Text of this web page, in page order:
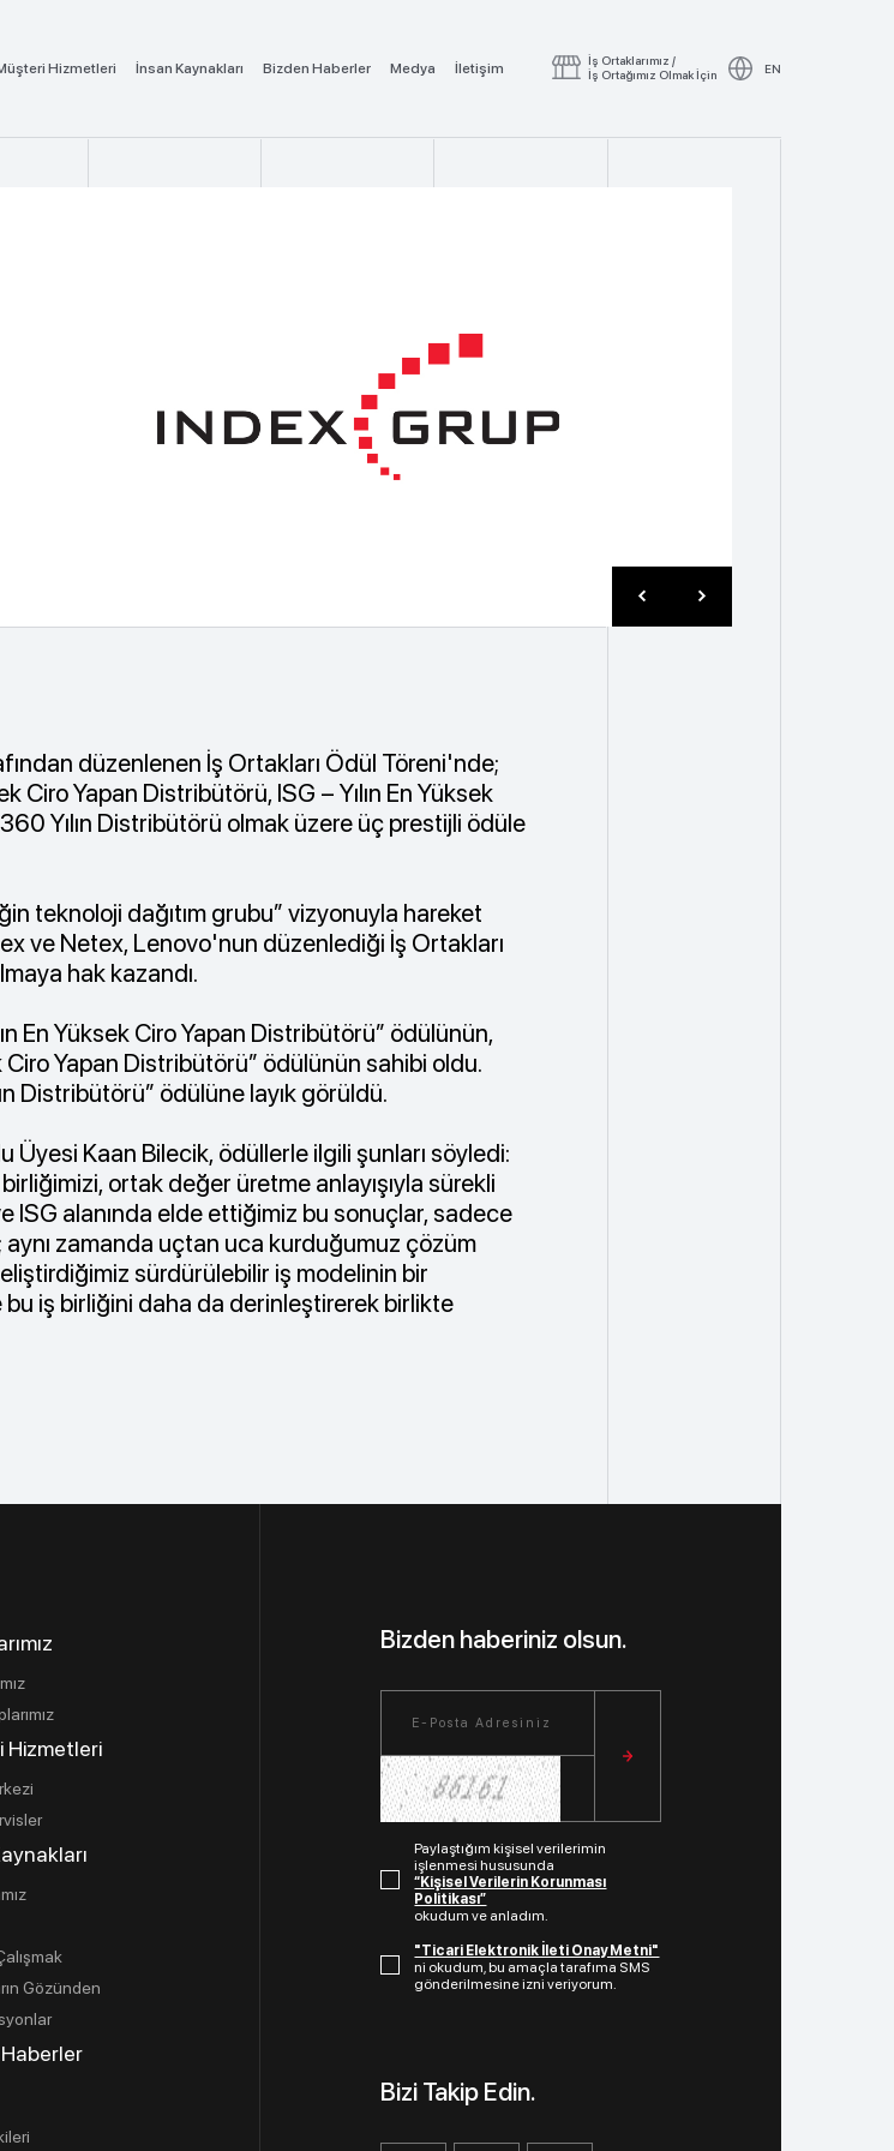
Hizmetleri İnsan Kaynakları Bizden Haberler Medya İletişim
İş Ortaklarımız /
İş Ortağımız Olmak İçin
EN
düzenlenen İş Ortakları Ödül Töreni'nde;
Ciro Yapan Distribütörü, ISG – Yılın En Yüksek
Yılın Distribütörü olmak üzere üç prestijli ödüle
teknoloji dağıtım grubu” vizyonuyla hareket
ve Netex, Lenovo'nun düzenlediği İş Ortakları
hak kazandı.
En Yüksek Ciro Yapan Distribütörü” ödülünün,
Ciro Yapan Distribütörü” ödülünün sahibi oldu.
Distribütörü” ödülüne layık görüldü.
Üyesi Kaan Bilecik, ödüllerle ilgili şunları söyledi:
ortak değer üretme anlayışıyla sürekli
ISG alanında elde ettiğimiz bu sonuçlar, sadece
aynı zamanda uçtan uca kurduğumuz çözüm
sürdürülebilir iş modelinin bir
iş birliğini daha da derinleştirerek birlikte
Hizmetleri
Gözünden
Bizden haberiniz olsun.
Paylaştığım kişisel verilerimin
işlenmesi hususunda
“Kişisel Verilerin Korunması
Politikası”
okudum ve anladım.
"Ticari Elektronik İleti Onay Metni"
ni okudum, bu amaçla tarafıma SMS
gönderilmesine izni veriyorum.
Bizi Takip Edin.